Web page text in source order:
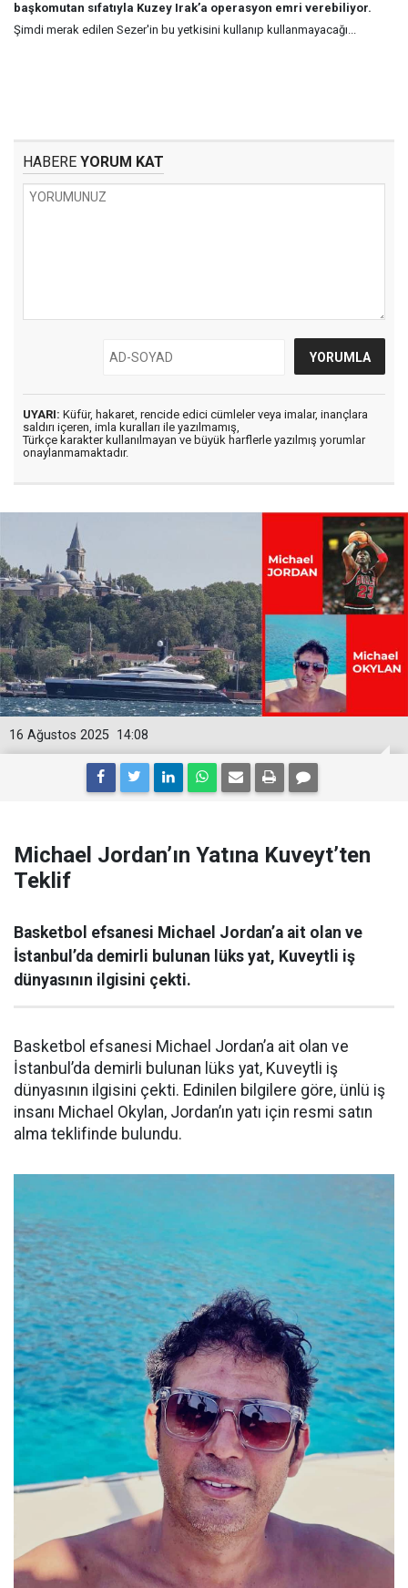
başkomutan sıfatıyla Kuzey Irak’a operasyon emri verebiliyor.
Şimdi merak edilen Sezer'in bu yetkisini kullanıp kullanmayacağı...
HABERE YORUM KAT
UYARI: Küfür, hakaret, rencide edici cümleler veya imalar, inançlara
saldırı içeren, imla kuralları ile yazılmamış,
Türkçe karakter kullanılmayan ve büyük harflerle yazılmış yorumlar
onaylanmamaktadır.
14:08
16 Ağustos 2025
Michael Jordan’ın Yatına Kuveyt’ten
Teklif
Basketbol efsanesi Michael Jordan’a ait olan ve
İstanbul’da demirli bulunan lüks yat, Kuveytli iş
dünyasının ilgisini çekti.
Basketbol efsanesi Michael Jordan’a ait olan ve
İstanbul’da demirli bulunan lüks yat, Kuveytli iş
dünyasının ilgisini çekti. Edinilen bilgilere göre, ünlü iş
insanı Michael Okylan, Jordan’ın yatı için resmi satın
alma teklifinde bulundu.